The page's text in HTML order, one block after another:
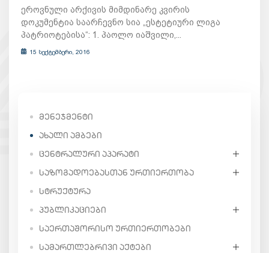
ეროვნული არქივის მიმდინარე კვირის
დოკუმენტია საარჩევნო სია „ესტეტიური ლიგა
პატრიოტებისა“: 1. პაოლო იაშვილი,...
15 სექტემბერი, 2016
ᲛᲔᲜᲔᲯᲛᲔᲜᲢᲘ
ᲐᲮᲐᲚᲘ ᲐᲛᲑᲔᲑᲘ
ᲪᲔᲜᲢᲠᲐᲚᲣᲠᲘ ᲐᲞᲐᲠᲐᲢᲘ
ᲡᲐᲖᲝᲒᲐᲓᲝᲔᲑᲐᲡᲗᲐᲜ ᲣᲠᲗᲘᲔᲠᲗᲝᲑᲐ
ᲡᲢᲠᲣᲥᲢᲣᲠᲐ
ᲞᲣᲑᲚᲘᲙᲐᲪᲘᲔᲑᲘ
ᲡᲐᲔᲠᲗᲐᲨᲝᲠᲘᲡᲝ ᲣᲠᲗᲘᲔᲠᲗᲝᲑᲔᲑᲘ
ᲡᲐᲛᲐᲠᲗᲚᲔᲑᲠᲘᲕᲘ ᲐᲥᲢᲔᲑᲘ